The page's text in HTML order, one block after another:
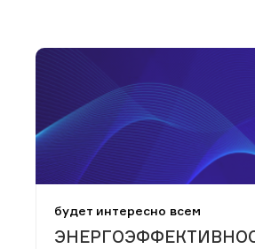
будет интересно всем